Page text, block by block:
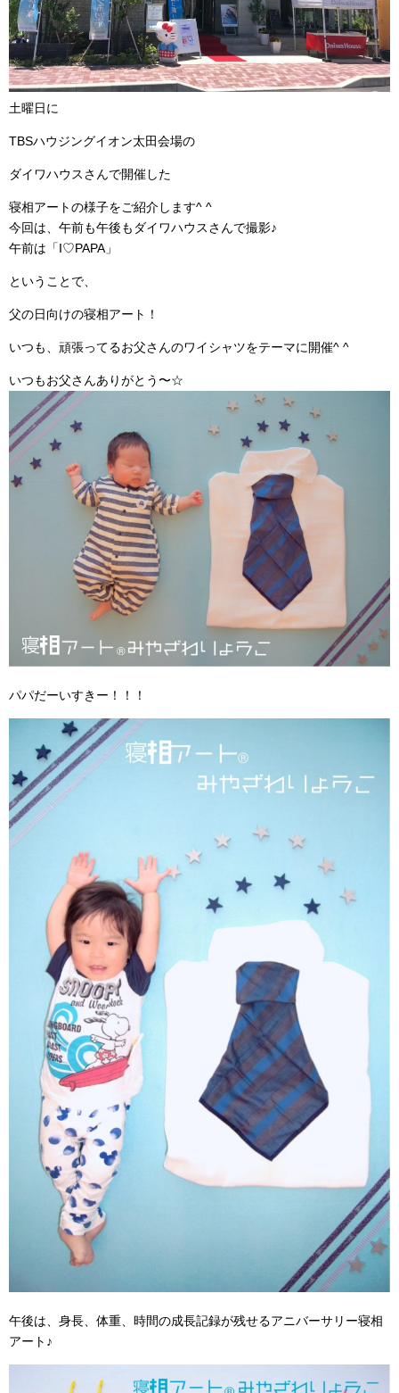
土曜日に
TBSハウジングイオン太田会場の
ダイワハウスさんで開催した
寝相アートの様子をご紹介します^ ^
今回は、午前も午後もダイワハウスさんで撮影♪
午前は「I♡PAPA」
ということで、
父の日向けの寝相アート！
いつも、頑張ってるお父さんのワイシャツをテーマに開催^ ^
いつもお父さんありがとう〜☆
パパだーいすきー！！！
午後は、身長、体重、時間の成長記録が残せるアニバーサリー寝相
アート♪